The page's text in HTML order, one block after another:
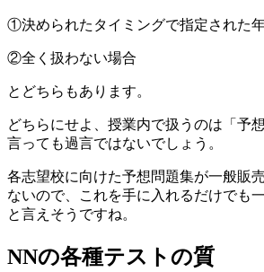
①決められたタイミングで指定された
②全く扱わない場合
とどちらもあります。
どちらにせよ、授業内で扱うのは「予
言っても過言ではないでしょう。
各志望校に向けた予想問題集が一般販
ないので、これを手に入れるだけでも
と言えそうですね。
NNの各種テストの質